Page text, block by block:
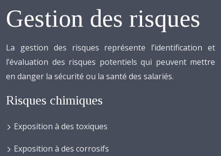
Gestion des risques
La gestion des risques représente l’identification et
l’évaluation des risques potentiels qui peuvent mettre
en danger la sécurité ou la santé des salariés.
Risques chimiques
Exposition à des toxiques
Exposition à des corrosifs